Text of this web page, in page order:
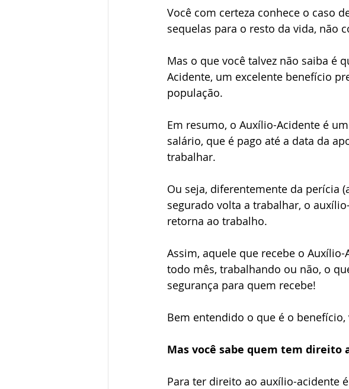
Você com certeza conhece o caso
sequelas para o resto da vida, não
Mas o que você talvez não saiba é
Acidente, um excelente benefício
população.
Em resumo, o Auxílio-Acidente é
salário, que é pago até a data da
trabalhar.
Ou seja, diferentemente da perícia
segurado volta a trabalhar, o
retorna ao trabalho.
Assim, aquele que recebe o
todo mês, trabalhando ou não, o
segurança para quem recebe!
Bem entendido o que é o
Mas você sabe quem tem direito
Para ter direito ao auxílio-acidente